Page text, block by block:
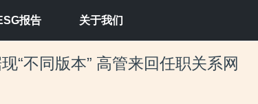
报告 关于我们
“不同版本” 高管来回任职关系网